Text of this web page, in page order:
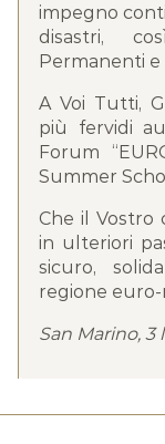
impegno
disastri,
Permanenti e
A Voi Tutti,
più fervidi
Forum
Summer
Che il Vostro
in ulteriori
sicuro,
regione
San Marino, 3